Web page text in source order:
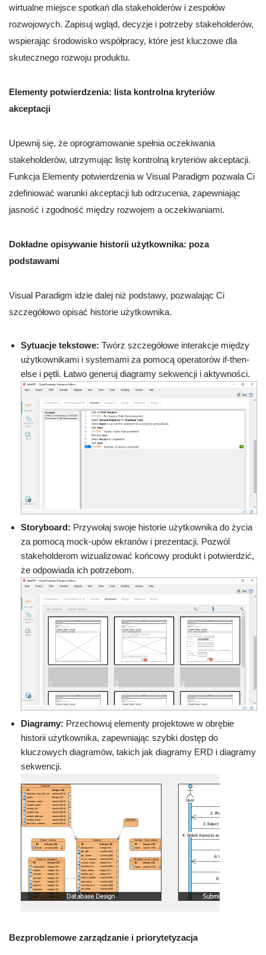
wirtualne miejsce spotkań dla stakeholderów i zespołów
rozwojowych. Zapisuj wgląd, decyzje i potrzeby stakeholderów,
wspierając środowisko współpracy, które jest kluczowe dla
skutecznego rozwoju produktu.
Elementy potwierdzenia: lista kontrolna kryteriów
akceptacji
Upewnij się, że oprogramowanie spełnia oczekiwania
stakeholderów, utrzymując listę kontrolną kryteriów akceptacji.
Funkcja Elementy potwierdzenia w Visual Paradigm pozwala Ci
zdefiniować warunki akceptacji lub odrzucenia, zapewniając
jasność i zgodność między rozwojem a oczekiwaniami.
Dokładne opisywanie historii użytkownika: poza
podstawami
Visual Paradigm idzie dalej niż podstawy, pozwalając Ci
szczegółowo opisać historie użytkownika.
Sytuacje tekstowe: Twórz szczegółowe interakcje między
użytkownikami i systemami za pomocą operatorów if-then-
else i pętli. Łatwo generuj diagramy sekwencji i aktywności.
Storyboard: Przywołaj swoje historie użytkownika do życia
za pomocą mock-upów ekranów i prezentacji. Pozwól
stakeholderom wizualizować końcowy produkt i potwierdzić,
że odpowiada ich potrzebom.
Diagramy: Przechowuj elementy projektowe w obrębie
historii użytkownika, zapewniając szybki dostęp do
kluczowych diagramów, takich jak diagramy ERD i diagramy
sekwencji.
Bezproblemowe zarządzanie i priorytetyzacja